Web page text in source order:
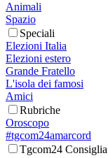
Animali
Spazio
Speciali
Elezioni Italia
Elezioni estero
Grande Fratello
L'isola dei famosi
Amici
Rubriche
Oroscopo
#tgcom24amarcord
Tgcom24 Consiglia